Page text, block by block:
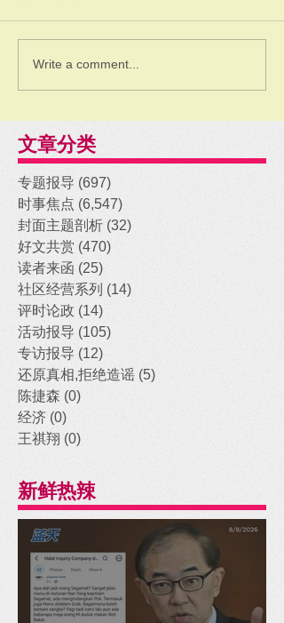
Write a comment...
文章分类
专题报导 (697)
时事焦点 (6,547)
封面主题剖析 (32)
好文共赏 (470)
读者来函 (25)
社区经营系列 (14)
评时论政 (14)
活动报导 (105)
专访报导 (12)
还原真相,拒绝造谣 (5)
陈捷森 (0)
经济 (0)
王祺翔 (0)
新鲜热辣